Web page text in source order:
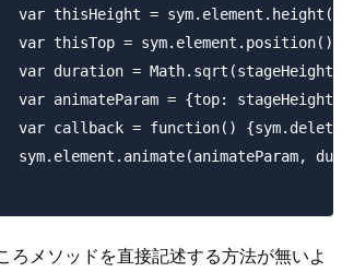
ろメソッドを直接記述する方法が無いよ